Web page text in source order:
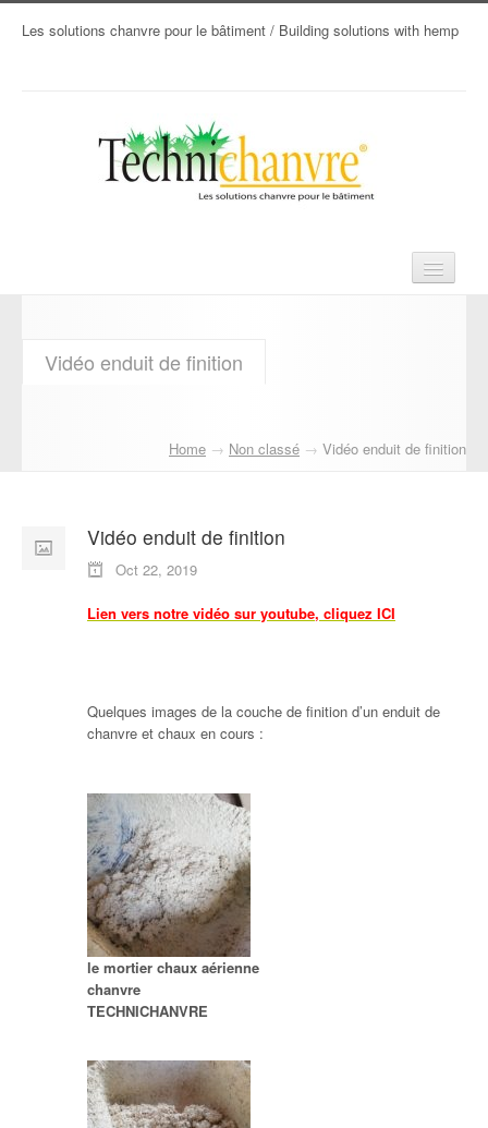
Les solutions chanvre pour le bâtiment / Building solutions with hemp
Produits chanvre
Vidéo enduit de finition
Home → Non classé → Vidéo enduit de finition
Vidéo enduit de finition
Oct 22, 2019
Lien vers notre vidéo sur youtube, cliquez ICI
Quelques images de la couche de finition d’un enduit de
chanvre et chaux en cours :
le mortier chaux aérienne
chanvre
TECHNICHANVRE